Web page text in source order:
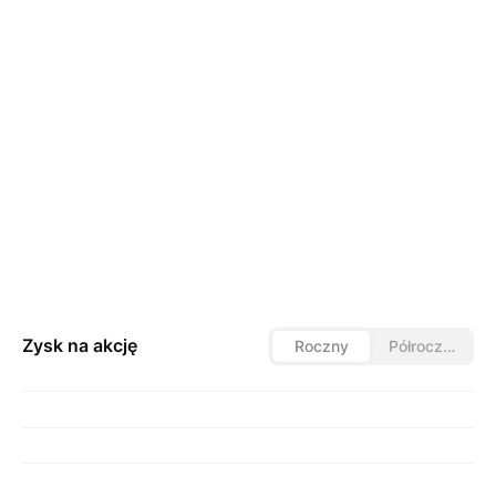
Zysk na akcję Roczny Półroczny